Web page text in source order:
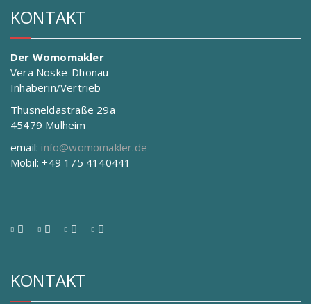
KONTAKT
Der Womomakler
Vera Noske-Dhonau
Inhaberin/Vertrieb
Thusneldastraße 29a
45479 Mülheim
email:info@womomakler.de
Mobil: +49 175 4140441
KONTAKT